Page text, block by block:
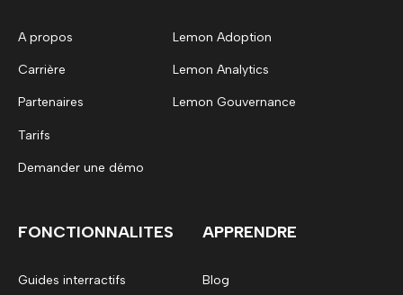
A propos
Carrière
Partenaires
Tarifs
Demander une démo
Lemon Adoption
Lemon Analytics
Lemon Gouvernance
FONCTIONNALITES
Guides interractifs
APPRENDRE
Blog